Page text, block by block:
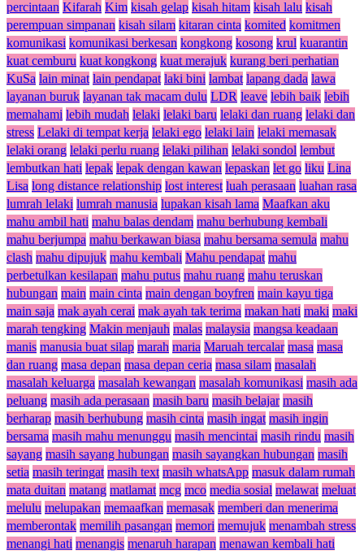
percintaan Kifarah Kim kisah gelap kisah hitam kisah lalu kisah
perempuan simpanan kisah silam kitaran cinta komited komitmen
komunikasi komunikasi berkesan kongkong kosong krul kuarantin
kuat cemburu kuat kongkong kuat merajuk kurang beri perhatian
KuSa lain minat lain pendapat laki bini lambat lapang dada lawa
layanan buruk layanan tak macam dulu LDR leave lebih baik lebih
memahami lebih mudah lelaki lelaki baru lelaki dan ruang lelaki dan
stress Lelaki di tempat kerja lelaki ego lelaki lain lelaki memasak
lelaki orang lelaki perlu ruang lelaki pilihan lelaki sondol lembut
lembutkan hati lepak lepak dengan kawan lepaskan let go liku Lina
Lisa long distance relationship lost interest luah perasaan luahan rasa
lumrah lelaki lumrah manusia lupakan kisah lama Maafkan aku
mahu ambil hati mahu balas dendam mahu berhubung kembali
mahu berjumpa mahu berkawan biasa mahu bersama semula mahu
clash mahu dipujuk mahu kembali Mahu pendapat mahu
perbetulkan kesilapan mahu putus mahu ruang mahu teruskan
hubungan main main cinta main dengan boyfren main kayu tiga
main saja mak ayah cerai mak ayah tak terima makan hati maki maki
marah tengking Makin menjauh malas malaysia mangsa keadaan
manis manusia buat silap marah maria Maruah tercalar masa masa
dan ruang masa depan masa depan ceria masa silam masalah
masalah keluarga masalah kewangan masalah komunikasi masih ada
peluang masih ada perasaan masih baru masih belajar masih
berharap masih berhubung masih cinta masih ingat masih ingin
bersama masih mahu menunggu masih mencintai masih rindu masih
sayang masih sayang hubungan masih sayangkan hubungan masih
setia masih teringat masih text masih whatsApp masuk dalam rumah
mata duitan matang matlamat mcg mco media sosial melawat meluat
melulu melupakan memaafkan memasak memberi dan menerima
memberontak memilih pasangan memori memujuk menambah stress
menangi hati menangis menaruh harapan menawan kembali hati